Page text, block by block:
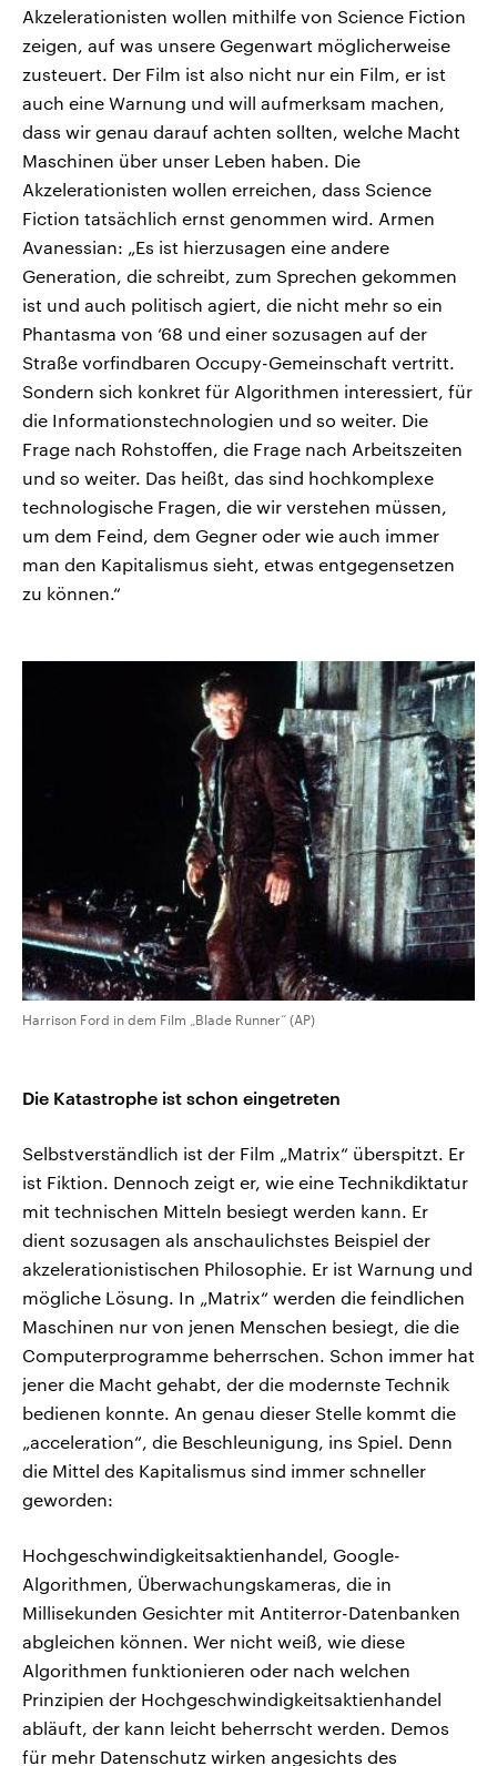
Akzelerationisten wollen mithilfe von Science Fiction
zeigen, auf was unsere Gegenwart möglicherweise
zusteuert. Der Film ist also nicht nur ein Film, er ist
auch eine Warnung und will aufmerksam machen,
dass wir genau darauf achten sollten, welche Macht
Maschinen über unser Leben haben. Die
Akzelerationisten wollen erreichen, dass Science
Fiction tatsächlich ernst genommen wird. Armen
Avanessian: „Es ist hierzusagen eine andere
Generation, die schreibt, zum Sprechen gekommen
ist und auch politisch agiert, die nicht mehr so ein
Phantasma von ‘68 und einer sozusagen auf der
Straße vorfindbaren Occupy-Gemeinschaft vertritt.
Sondern sich konkret für Algorithmen interessiert, für
die Informationstechnologien und so weiter. Die
Frage nach Rohstoffen, die Frage nach Arbeitszeiten
und so weiter. Das heißt, das sind hochkomplexe
technologische Fragen, die wir verstehen müssen,
um dem Feind, dem Gegner oder wie auch immer
man den Kapitalismus sieht, etwas entgegensetzen
zu können.“
Harrison Ford in dem Film „Blade Runner“ (AP)
Die Katastrophe ist schon eingetreten
Selbstverständlich ist der Film „Matrix“ überspitzt. Er
ist Fiktion. Dennoch zeigt er, wie eine Technikdiktatur
mit technischen Mitteln besiegt werden kann. Er
dient sozusagen als anschaulichstes Beispiel der
akzelerationistischen Philosophie. Er ist Warnung und
mögliche Lösung. In „Matrix“ werden die feindlichen
Maschinen nur von jenen Menschen besiegt, die die
Computerprogramme beherrschen. Schon immer hat
jener die Macht gehabt, der die modernste Technik
bedienen konnte. An genau dieser Stelle kommt die
„acceleration“, die Beschleunigung, ins Spiel. Denn
die Mittel des Kapitalismus sind immer schneller
geworden:
Hochgeschwindigkeitsaktienhandel, Google-
Algorithmen, Überwachungskameras, die in
Millisekunden Gesichter mit Antiterror-Datenbanken
abgleichen können. Wer nicht weiß, wie diese
Algorithmen funktionieren oder nach welchen
Prinzipien der Hochgeschwindigkeitsaktienhandel
abläuft, der kann leicht beherrscht werden. Demos
für mehr Datenschutz wirken angesichts des